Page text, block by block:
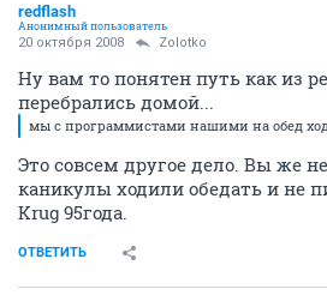
redflash
Анонимный пользователь
20 октября 2008 Zolotko
Ну вам то понятен путь как из
перебрались домой...
мы с программистами нашими на обед
Это совсем другое дело. Вы же
каникулы ходили обедать и не
Krug 95года.
ОТВЕТИТЬ